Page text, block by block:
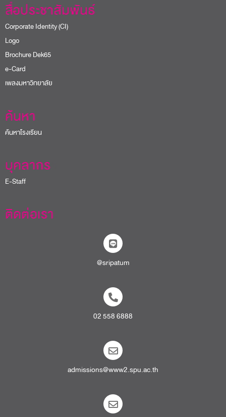
สื่อประชาสัมพันธ์
Corporate Identity (CI)
Logo
Brochure Dek65
e-Card
เพลงมหาวิทยาลัย
ค้นหา
ค้นหาโรงเรียน
บุคลากร
E-Staff
ติดต่อเรา
@sripatum
02 558 6888
admissions@www2.spu.ac.th